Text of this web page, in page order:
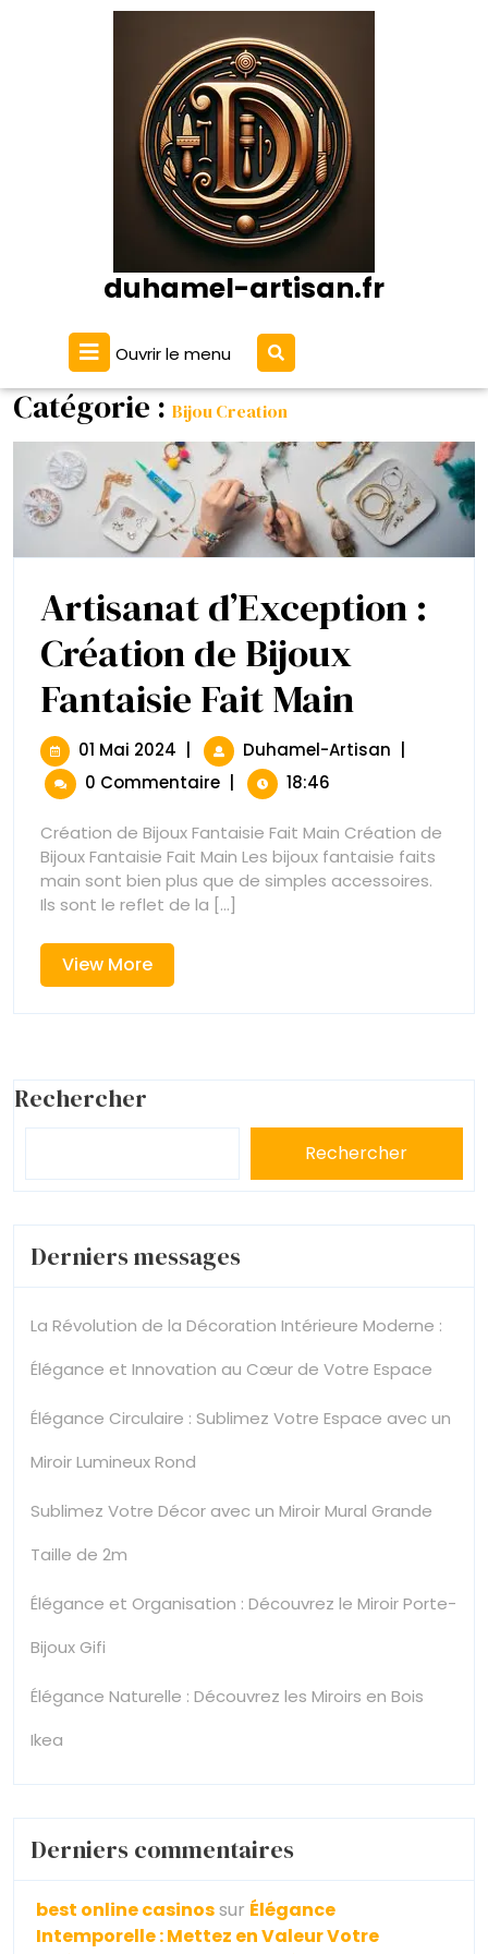
duhamel-artisan.fr
Ouvrir le menu Ouvrir
Menu
Catégorie : Bijou Creation
Artisanat d’Exception :
Création de Bijoux
Fantaisie Fait MainD’Exception
Création
Fait
Main
01 Mai 2024 01
Mai
2024
| Duhamel-Artisan Artisanat
De
Bijoux
Fantaisie
|
0 Commentaire | 18:46
Création de Bijoux Fantaisie Fait Main Création de
Bijoux Fantaisie Fait Main Les bijoux fantaisie faits
main sont bien plus que de simples accessoires.
Ils sont le reflet de la [...]
View MoreView
More
Rechercher
Rechercher
Derniers messages
La Révolution de la Décoration Intérieure Moderne :
Élégance et Innovation au Cœur de Votre Espace
Élégance Circulaire : Sublimez Votre Espace avec un
Miroir Lumineux Rond
Sublimez Votre Décor avec un Miroir Mural Grande
Taille de 2m
Élégance et Organisation : Découvrez le Miroir Porte-
Bijoux Gifi
Élégance Naturelle : Découvrez les Miroirs en Bois
Ikea
Derniers commentaires
best online casinossur Élégance
Intemporelle : Mettez en Valeur Votre